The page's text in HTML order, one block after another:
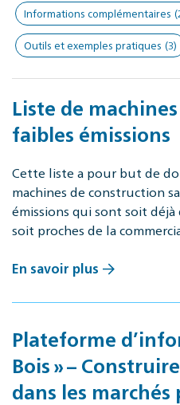
Informations complémentaires
Outils et exemples pratiques (3)
Liste de
faibles émissions
Cette liste a pour but de
machines de construction
émissions qui sont soit
soit proches de la
En savoir plus
Plateforme
Bois » –
dans les marchés